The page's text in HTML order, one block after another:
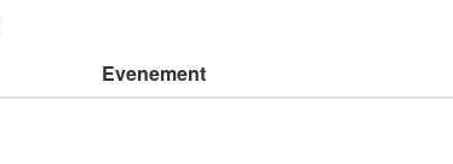
Evenement